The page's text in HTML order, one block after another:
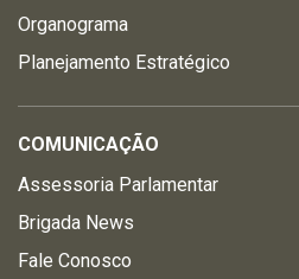
Organograma
Planejamento Estratégico
COMUNICAÇÃO
Assessoria Parlamentar
Brigada News
Fale Conosco